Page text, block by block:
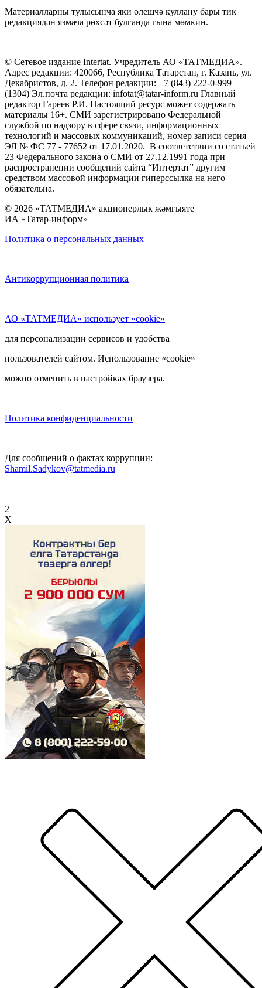
Материалларны тулысынча яки өлешчә куллану бары тик
редакциядән язмача рөхсәт булганда гына мөмкин.
© Сетевое издание Intertat. Учредитель АО «ТАТМЕДИА».
Адрес редакции: 420066, Республика Татарстан, г. Казань, ул.
Декабристов, д. 2. Телефон редакции: +7 (843) 222-0-999
(1304) Эл.почта редакции: infotat@tatar-inform.ru Главный
редактор Гареев Р.И. Настоящий ресурс может содержать
материалы 16+. СМИ зарегистрировано Федеральной
службой по надзору в сфере связи, информационных
технологий и массовых коммуникаций, номер записи серия
ЭЛ № ФС 77 - 77652 от 17.01.2020. В соответствии со статьей
23 Федерального закона о СМИ от 27.12.1991 года при
распространении сообщений сайта “Интертат” другим
средством массовой информации гиперссылка на него
обязательна.
© 2026 «ТАТМЕДИА» акционерлык җәмгыяте
ИА «Татар-информ»
Политика о персональных данных
Антикоррупционная политика
АО «ТАТМЕДИА» использует «cookie»
для персонализации сервисов и удобства
пользователей сайтом. Использование «cookie»
можно отменить в настройках браузера.
Политика конфиденциальности
Для сообщений о фактах коррупции:
Shamil.Sadykov@tatmedia.ru
2
X